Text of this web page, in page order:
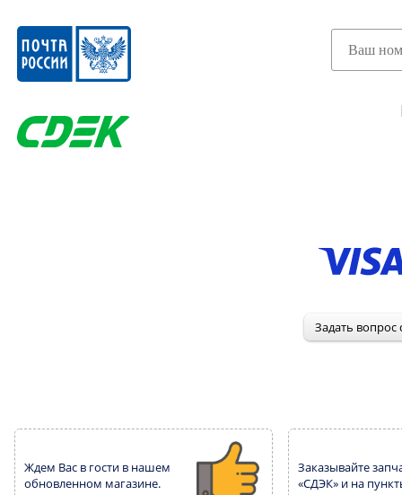
Ждем Вас в гости в нашем
обновленном магазине.
Заказывайте
«СДЭК» и на